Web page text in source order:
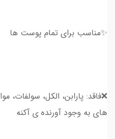
✨مناسب برای تمام پوست ها
❌فاقد: پارابن، الکل، سولفات،
های به وجود آورنده ی آکنه